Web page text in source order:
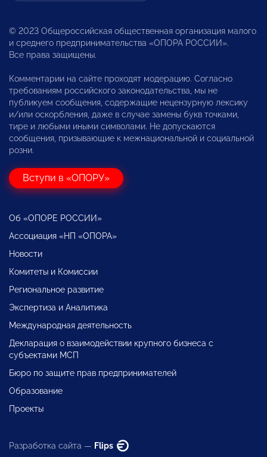
© 2023 Общероссийская общественная организация малого
и среднего предпринимательства «ОПОРА РОССИИ».
Все права защищены.
Комментарии на сайте проходят модерацию. Согласно
требованиям российского законодательства, мы не
публикуем сообщения, содержащие нецензурную лексику
и/или оскорбления, даже в случае замены букв точками,
тире и любыми иными символами. Не допускаются
сообщения, призывающие к межнациональной и социальной
розни.
Вступи в «ОПОРУ»
Об «ОПОРЕ РОССИИ»
Ассоциация «НП «ОПОРА»
Новости
Комитеты и Комиссии
Региональное развитие
Экспертиза и Аналитика
Международная деятельность
Декларация о взаимодействии крупного бизнеса с
субъектами МСП
Бюро по защите прав предпринимателей
Образование
Проекты
Разработка сайта — Flips